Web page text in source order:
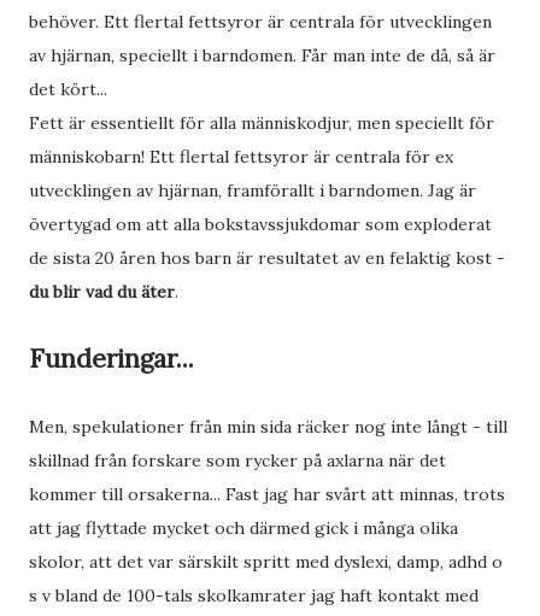
behöver. Ett flertal fettsyror är centrala för utvecklingen
av hjärnan, speciellt i barndomen. Får man inte de då, så är
det kört...
Fett är essentiellt för alla människodjur, men speciellt för
människobarn! Ett flertal fettsyror är centrala för ex
utvecklingen av hjärnan, framförallt i barndomen. Jag är
övertygad om att alla bokstavssjukdomar som exploderat
de sista 20 åren hos barn är resultatet av en felaktig kost -
du blir vad du äter.
Funderingar...
Men, spekulationer från min sida räcker nog inte långt - till
skillnad från forskare som rycker på axlarna när det
kommer till orsakerna... Fast jag har svårt att minnas, trots
att jag flyttade mycket och därmed gick i många olika
skolor, att det var särskilt spritt med dyslexi, damp, adhd o
s v bland de 100-tals skolkamrater jag haft kontakt med